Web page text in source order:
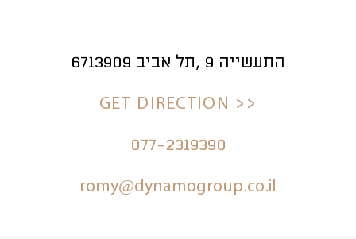
התעשייה 9 ,תל אביב 6713909
<< GET DIRECTION
077-2319390
romy@dynamogroup.co.il